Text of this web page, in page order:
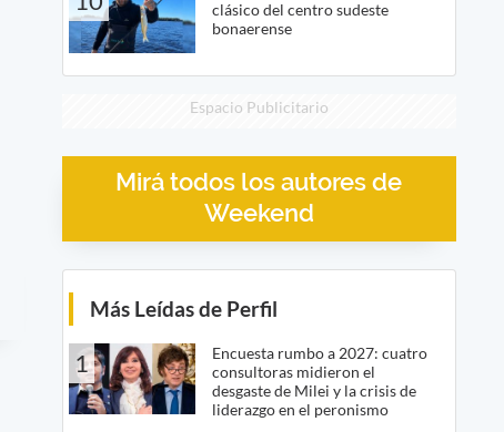
clásico del centro sudeste
bonaerense
Espacio Publicitario
Mirá todos los autores de
Weekend
Más Leídas de Perfil
1
Encuesta rumbo a 2027: cuatro
consultoras midieron el
desgaste de Milei y la crisis de
liderazgo en el peronismo